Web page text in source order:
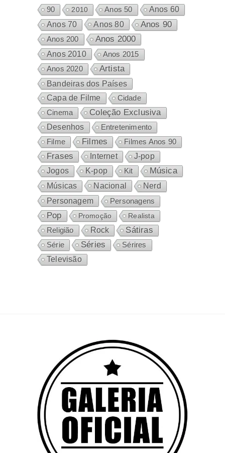
90 2010 Anos 50
Anos 60
Anos 70
Anos 80 Anos 90
Anos 200 Anos 2000
Anos 2010 Anos 2015
Anos 2020 Artista
Bandeiras dos Países
Capa de Filme
Cidade
Cinema
Coleção Exclusiva
Desenhos
Entretenimento
Filme
Filmes Filmes Anos 90
Frases Internet
J-pop
Jogos
K-pop Kit Música
Músicas Nacional Nerd
Personagem Personagens
Pop Promoção
Realista
Religião
Rock Sátiras
Série Séries
Sérires
Televisão